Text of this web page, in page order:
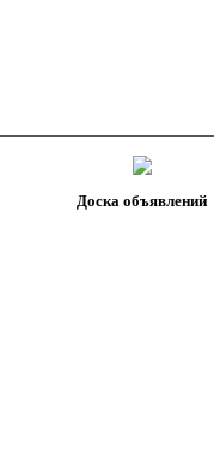
Доска объявлений